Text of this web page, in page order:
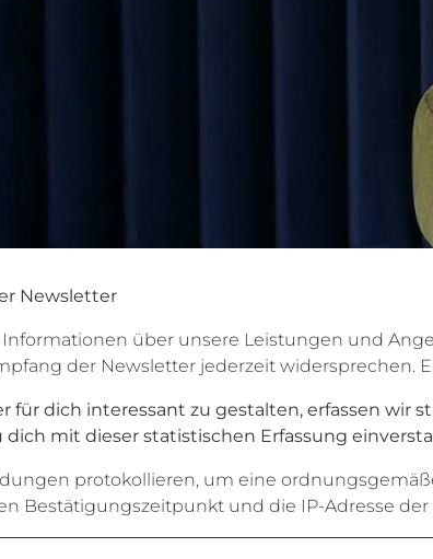
Newsletter
über unsere Leistungen und
der Newsletter jederzeit widersprechen.
für dich interessant zu gestalten, erfassen wir
mit dieser statistischen Erfassung
protokollieren, um eine
Bestätigungszeitpunkt und die IP-Adresse der